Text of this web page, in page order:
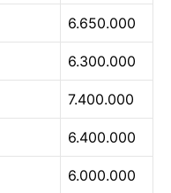
6.650.000
6.300.000
7.400.000
6.400.000
6.000.000